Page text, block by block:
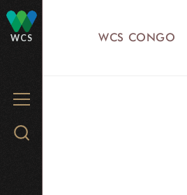
WCS
MENU
Search
WCS CONGO